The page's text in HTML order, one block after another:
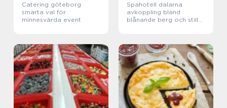
Catering göteborg
smarta val för
minnesvärda event
Spahotell dalarna
avkoppling bland
blånande berg och stilla